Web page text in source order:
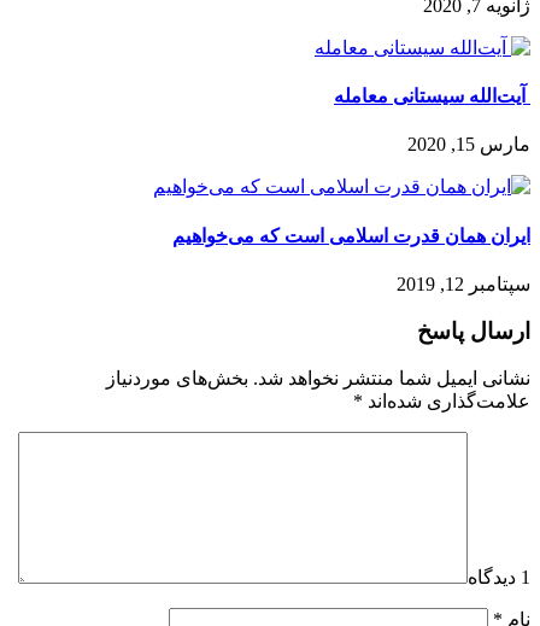
معامله
قدرت اسلامی است که می‌خواهیم
شما منتشر نخواهد شد. بخش‌های موردنیاز
شده‌اند*